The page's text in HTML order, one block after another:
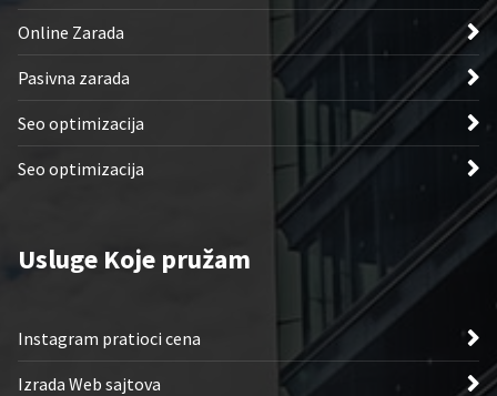
Online Zarada
Pasivna zarada
Seo optimizacija
Seo optimizacija
Usluge Koje pružam
Instagram pratioci cena
Izrada Web sajtova